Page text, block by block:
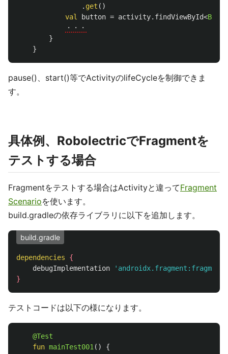
. get ()
val
button = activity. findViewById<
・・・
}
}
pause()、start()等でActivityのlifeCycleを制御できま
す。
具体例、RobolectricでFragmentを
テストする場合
Fragmentをテストする場合はActivityと違ってFragment
Scenarioを使います。
build.gradleの依存ライブラリに以下を追加します。
build.gradle
dependencies
{
debugImplementation
}
テストコードは以下の様になります。
@Test
fun mainTest001 ()
{